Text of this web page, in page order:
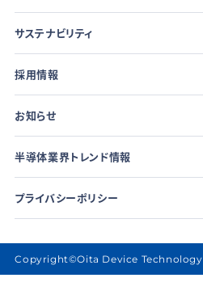
サステナビリティ
採用情報
お知らせ
半導体業界トレンド情報
プライバシーポリシー
Copyright©Oita Device